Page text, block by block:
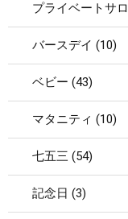
プライベートサ
バースデイ (10)
ベビー (43)
マタニティ (10)
七五三 (54)
記念日 (3)